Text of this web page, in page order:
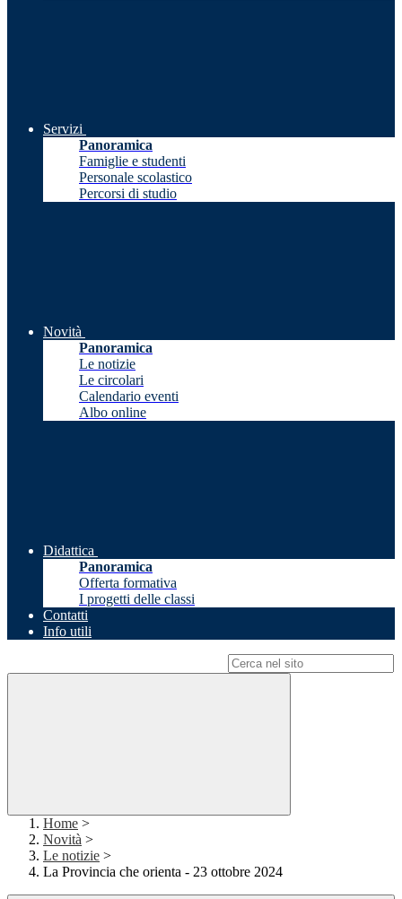
Servizi
Panoramica
Famiglie e studenti
Personale scolastico
Percorsi di studio
Novità
Panoramica
Le notizie
Le circolari
Calendario eventi
Albo online
Didattica
Panoramica
Offerta formativa
I progetti delle classi
Contatti
Info utili
Home >
Novità >
Le notizie >
La Provincia che orienta - 23 ottobre 2024